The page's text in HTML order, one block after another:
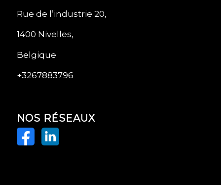
Rue de l’industrie 20,
1400 Nivelles,
Belgique
+3267883796
NOS RÉSEAUX